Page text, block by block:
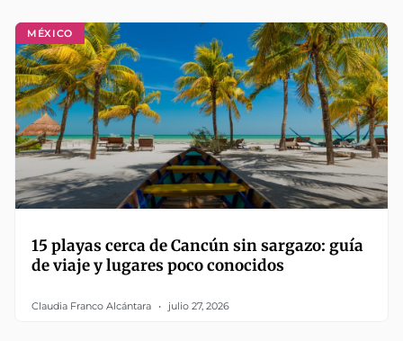
MÉXICO
15 playas cerca de Cancún sin sargazo: guía
de viaje y lugares poco conocidos
Claudia Franco Alcántara julio 27, 2026